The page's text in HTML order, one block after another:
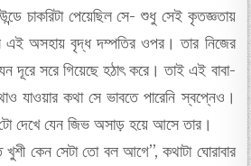
চাকরিটা পেয়েছিল সে- শুধু সেই কৃতজ্ঞতায়
এই অসহায় বৃদ্ধ দম্পতির ওপর। তার নিজের
দূরে সরে গিয়েছে হঠাৎ করে। তাই এই বাবা-
যাওয়ার কথা সে ভাবতে পারেনি স্বপ্নেও।
দেখে যেন জিভ অসাড় হয়ে আসে তার।
কেন সেটা তো বল আগে”, কথাটা ঘোরাবার